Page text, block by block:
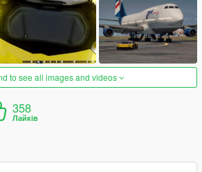
to see all images and videos
358
Лайків